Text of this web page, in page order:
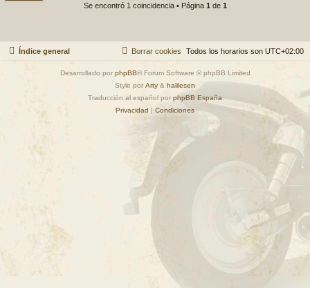
Se encontró 1 coincidencia • Página 1 de 1
Índice general Todos los horarios son UTC+02:00
Borrar cookies
Desarrollado por phpBB® Forum Software © phpBB Limited
Style por Arty & halilesen
Traducción al español por phpBB España
Privacidad | Condiciones